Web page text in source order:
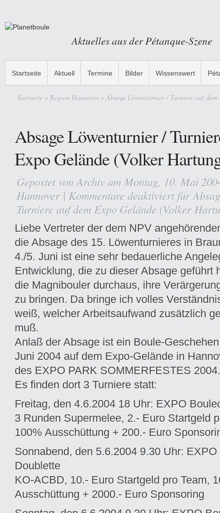
Aktuelles aus der Pétanque-Szene
Startseite Aktuell Termine Bilder Wissenswert
Startseite » Region Hannover» Absage Löwenturnier / Turniere auf
Absage Löwenturnier /
Expo Gelände (Volker
Gepostet vonArchiv am Montag, 10. Mai
Hannover | Kommentare deaktiviertfür
Turniere auf dem Expo Gelände (Volker
Liebe Vertreter der dem NPV
die Absage des 15. Löwenturnieres in
4./5. Juni ist eine sehr bedauerliche
Entwicklung, die zu dieser Absage geführt
die Magnibouler durchaus, ihre
zu bringen. Da bringe ich volles
weiß, welcher Arbeitsaufwand zusätzlich
muß.
Anlaß der Absage ist ein Boule-
Juni 2004 auf dem Expo-Gelände in
des EXPO PARK SOMMERFESTES 2004.
Es finden dort 3 Turniere statt:
Freitag, den 4.6.2004 18 Uhr: EXPO
3 Runden Supermelee, 2.- Euro Startgeld
100% Ausschüttung + 200.- Euro
Sonnabend, den 5.6.2004 9.30 Uhr:
Doublette
KO-ACBD, 10.- Euro Startgeld pro Team,
Ausschüttung + 2000.- Euro Sponsoring